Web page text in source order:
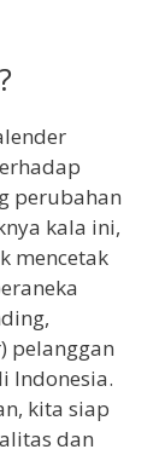
perubahan
kala ini,
mencetak
pelanggan
Indonesia.
kita siap
dan